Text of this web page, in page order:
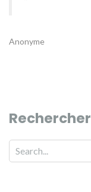
Anonyme
Rechercher